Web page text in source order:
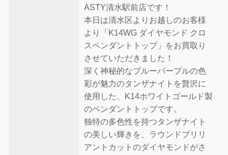
ASTY清水駅前店です！
本日は清水区よりお越しのお客様
より「K14WG ダイヤモンド クロ
スペンダントトップ」をお買取り
させていただきました！
深く神秘的なブルーパープルの色
彩が魅力のタンザナイトを贅沢に
使用した、K14ホワイトゴールド製
のペンダントトップです。
独特の多色性を持つタンザナイト
の美しい輝きを、ラウンドブリリ
アントカットのダイヤモンドがさ